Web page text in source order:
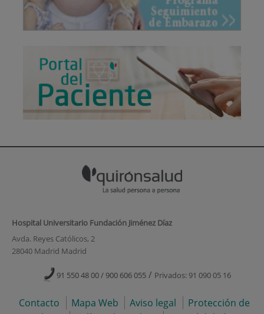
Hospital Universitario Fundación Jiménez Díaz
Avda. Reyes Católicos, 2
28040 Madrid Madrid
91 550 48 00 / 900 606 055 / Privados: 91 090 05 16
Contacto Mapa Web Aviso legal
Protección de